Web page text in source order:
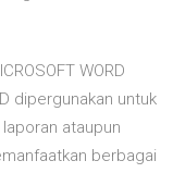
WORD
dipergunakan untuk
ataupun
berbagai